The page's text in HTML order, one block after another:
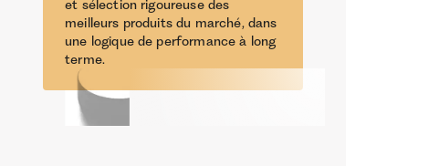
et sélection rigoureuse des
meilleurs produits du marché, dans
une logique de performance à long
terme.